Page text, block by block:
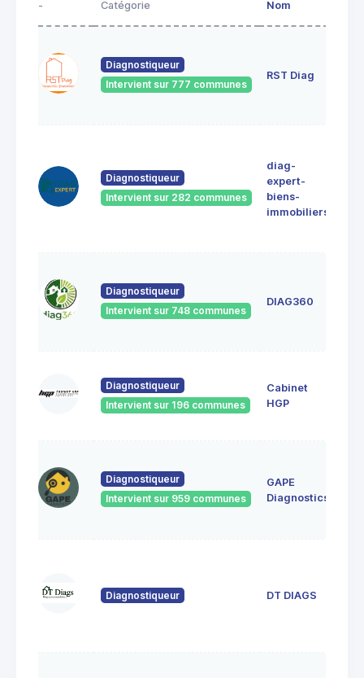
- Catégorie Nom
Diagnostiqueur
Intervient sur 777 communes
RST Diag
Diagnostiqueur
Intervient sur 282 communes
diag-
expert-
biens-
immobiliers
Diagnostiqueur
Intervient sur 748 communes
DIAG360
Diagnostiqueur
Intervient sur 196 communes
Cabinet
HGP
Diagnostiqueur
Intervient sur 959 communes
GAPE
Diagnostics
Diagnostiqueur DT DIAGS